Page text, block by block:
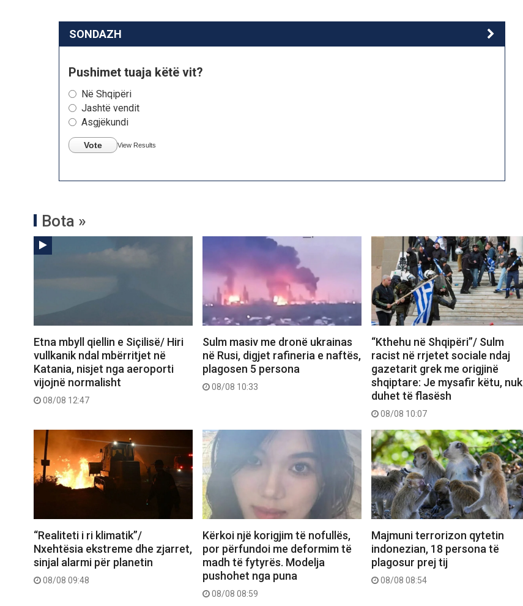
SONDAZH
Pushimet tuaja këtë vit?
Në Shqipëri
Jashtë vendit
Asgjëkundi
Vote View Results
Bota »
Etna mbyll qiellin e Siçilisë/ Hiri
vullkanik ndal mbërritjet në
Katania, nisjet nga aeroporti
vijojnë normalisht
08/08 12:47
Sulm masiv me dronë ukrainas
në Rusi, digjet rafineria e naftës,
plagosen 5 persona
08/08 10:33
“Kthehu në Shqipëri”/ Sulm
racist në rrjetet sociale ndaj
gazetarit grek me origjinë
shqiptare: Je mysafir këtu, nuk
duhet të flasësh
08/08 10:07
“Realiteti i ri klimatik”/
Nxehtësia ekstreme dhe zjarret,
sinjal alarmi për planetin
08/08 09:48
Kërkoi një korigjim të nofullës,
por përfundoi me deformim të
madh të fytyrës. Modelja
pushohet nga puna
08/08 08:59
Majmuni terrorizon qytetin
indonezian, 18 persona të
plagosur prej tij
08/08 08:54